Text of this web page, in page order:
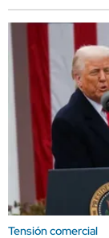
Tensión comercial